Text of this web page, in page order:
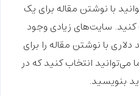
با نوشتن مقاله برای یک
سایت‌های زیادی وجود
با نوشتن مقاله را برای
انتخاب کنید که در
بنویسید.